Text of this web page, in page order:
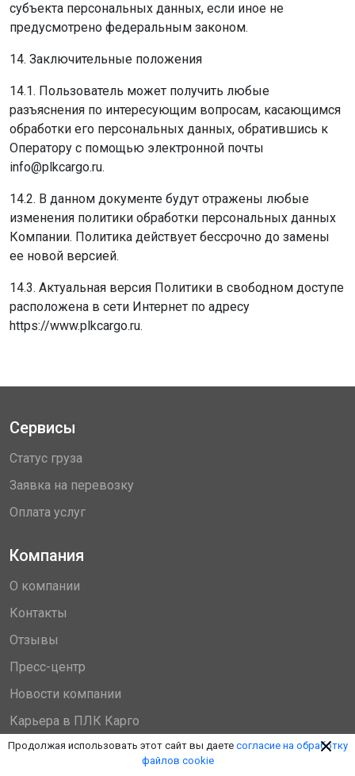
субъекта персональных данных, если иное не
предусмотрено федеральным законом.
14. Заключительные положения
14.1. Пользователь может получить любые
разъяснения по интересующим вопросам, касающимся
обработки его персональных данных, обратившись к
Оператору с помощью электронной почты
info@plkcargo.ru.
14.2. В данном документе будут отражены любые
изменения политики обработки персональных данных
Компании. Политика действует бессрочно до замены
ее новой версией.
14.3. Актуальная версия Политики в свободном доступе
расположена в сети Интернет по адресу
https://www.plkcargo.ru.
Сервисы
Статус груза
Заявка на перевозку
Оплата услуг
Компания
О компании
Контакты
Отзывы
Пресс-центр
Новости компании
Карьера в ПЛК Карго
Документы
Продолжая использовать этот сайт вы даете согласие на обработку
файлов cookie